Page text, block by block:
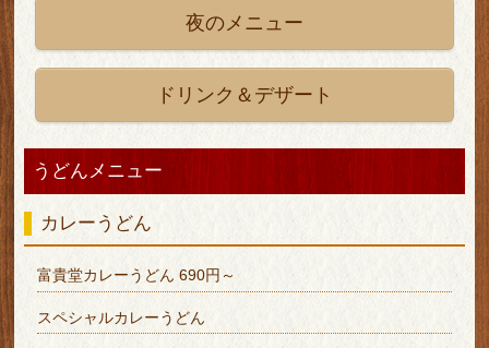
夜のメニュー
ドリンク＆デザート
うどんメニュー
カレーうどん
富貴堂カレーうどん 690円～
スペシャルカレーうどん